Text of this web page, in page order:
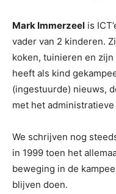
Mark Immerzeel is
vader van 2 kinderen.
koken, tuinieren en
heeft als kind
(ingestuurde) nieuws,
met het
We schrijven nog
in 1999 toen het
beweging in de
blijven doen.